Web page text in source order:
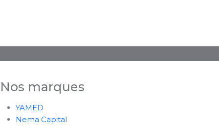
Nos marques
YAMED
Nema Capital